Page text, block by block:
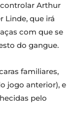
Arthur
Linde, que irá
com que se
do gangue.
familiares,
jogo anterior), e
pelo